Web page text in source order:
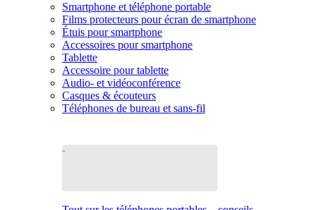
Smartphone et téléphone portable
Films protecteurs pour écran de smartphone
Étuis pour smartphone
Accessoires pour smartphone
Tablette
Accessoire pour tablette
Audio- et vidéoconférence
Casques & écouteurs
Téléphones de bureau et sans-fil